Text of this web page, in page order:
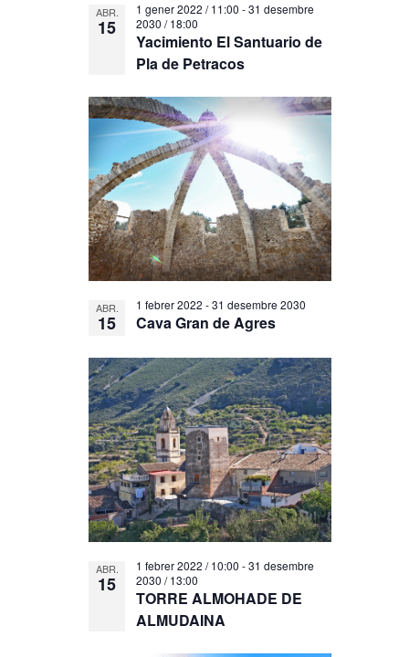
ABR.
15
Yacimiento El Santuario de
Pla de Petracos
1 gener 2022 / 11:00 -31 desembre
2030 / 18:00
ABR.
15 Cava Gran de Agres
1 febrer 2022 -31 desembre 2030
ABR.
15
TORRE ALMOHADE DE
ALMUDAINA
1 febrer 2022 / 10:00 -31 desembre
2030 / 13:00